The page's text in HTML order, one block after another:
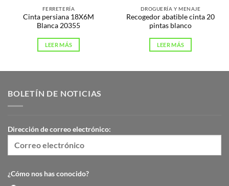
FERRETERÍA
Cinta persiana 18X6M
Blanca 20355
LEER MÁS
DROGUERÍA Y MENAJE
Recogedor abatible cinta 20
pintas blanco
LEER MÁS
BOLETÍN DE NOTICIAS
Dirección de correo electrónico:
¿Cómo nos has conocido?